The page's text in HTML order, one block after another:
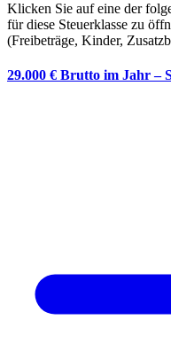
Klicken Sie auf eine der
für diese Steuerklasse zu
(Freibeträge, Kinder,
29.000 € Brutto im Jahr –